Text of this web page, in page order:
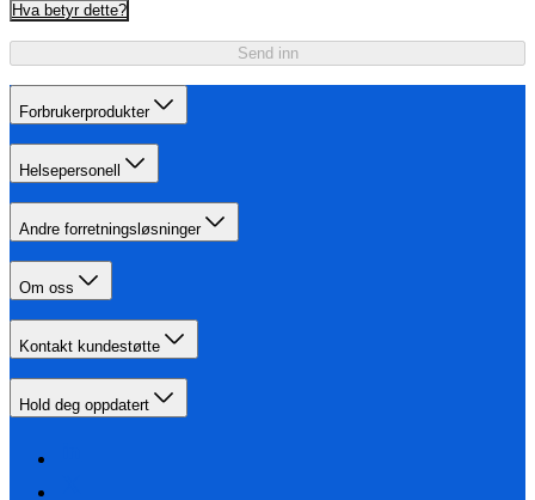
Hva betyr dette?
Send inn
Forbrukerprodukter
Helsepersonell
Andre forretningsløsninger
Om oss
Kontakt kundestøtte
Hold deg oppdatert